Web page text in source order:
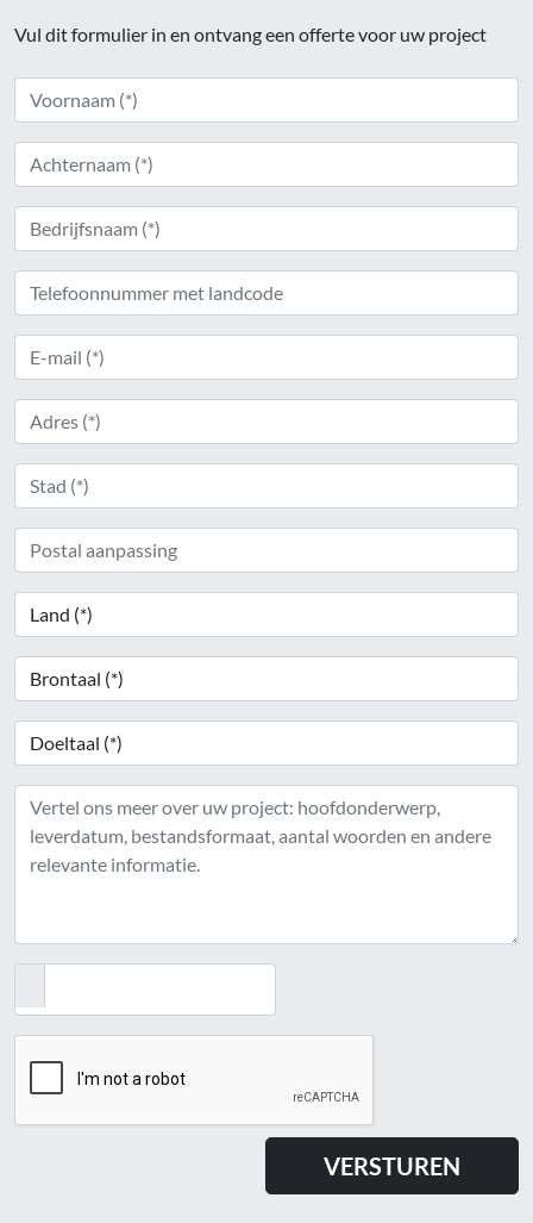
Vul dit formulier in en ontvang een offerte voor uw project